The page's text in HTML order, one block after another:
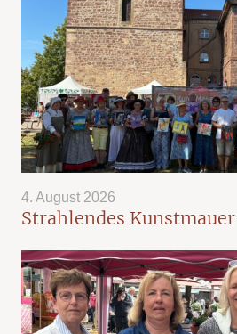
4. August 2026
Strahlendes